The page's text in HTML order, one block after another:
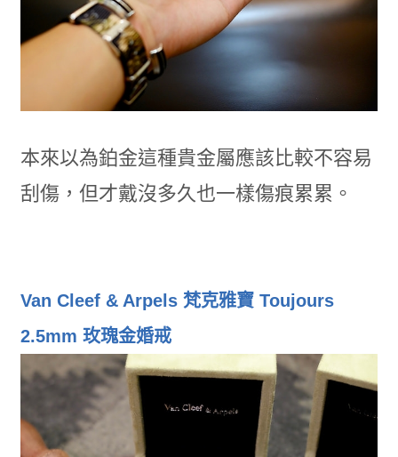
本來以為鉑金這種貴金屬應該比較不容易
刮傷，但才戴沒多久也一樣傷痕累累。
Van Cleef & Arpels 梵克雅寶 Toujours
2.5mm 玫瑰金婚戒